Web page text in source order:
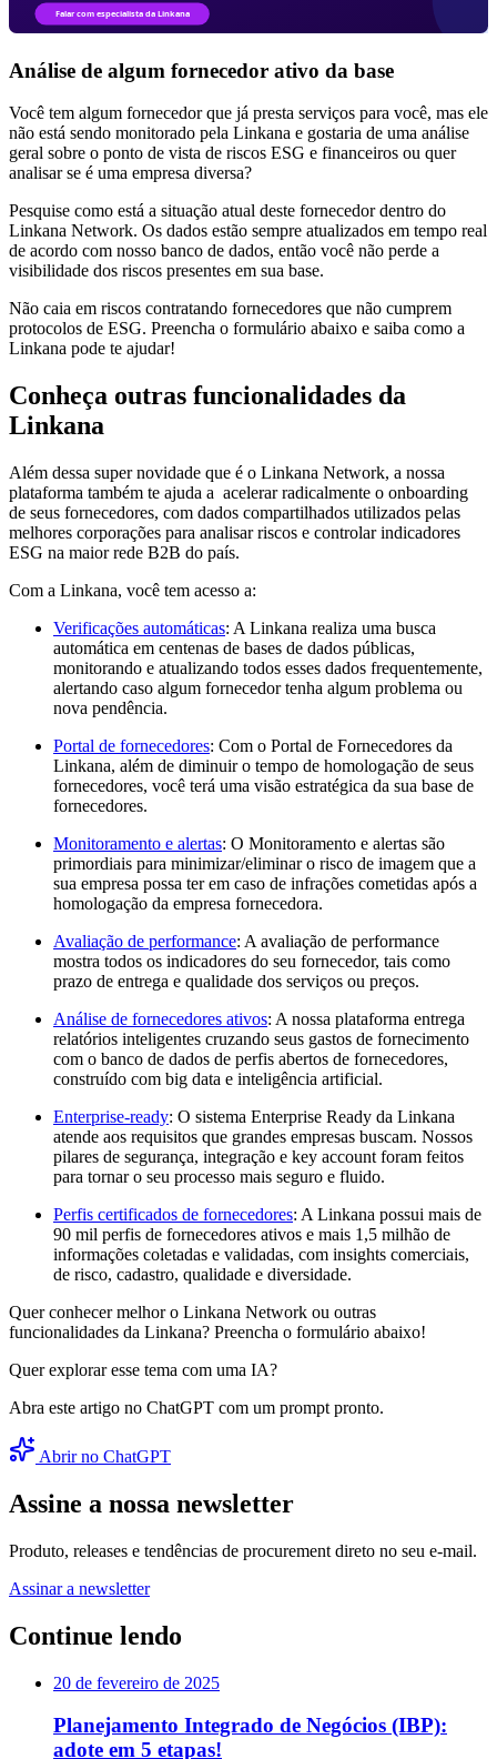
Análise de algum fornecedor ativo da base
Você tem algum fornecedor que já presta serviços para você, mas ele
não está sendo monitorado pela Linkana e gostaria de uma análise
geral sobre o ponto de vista de riscos ESG e financeiros ou quer
analisar se é uma empresa diversa?
Pesquise como está a situação atual deste fornecedor dentro do
Linkana Network. Os dados estão sempre atualizados em tempo real
de acordo com nosso banco de dados, então você não perde a
visibilidade dos riscos presentes em sua base.
Não caia em riscos contratando fornecedores que não cumprem
protocolos de ESG. Preencha o formulário abaixo e saiba como a
Linkana pode te ajudar!
Conheça outras funcionalidades da
Linkana
Além dessa super novidade que é o Linkana Network, a nossa
plataforma também te ajuda a acelerar radicalmente o onboarding
de seus fornecedores, com dados compartilhados utilizados pelas
melhores corporações para analisar riscos e controlar indicadores
ESG na maior rede B2B do país.
Com a Linkana, você tem acesso a:
Verificações automáticas: A Linkana realiza uma busca
automática em centenas de bases de dados públicas,
monitorando e atualizando todos esses dados frequentemente,
alertando caso algum fornecedor tenha algum problema ou
nova pendência.
Portal de fornecedores: Com o Portal de Fornecedores da
Linkana, além de diminuir o tempo de homologação de seus
fornecedores, você terá uma visão estratégica da sua base de
fornecedores.
Monitoramento e alertas: O Monitoramento e alertas são
primordiais para minimizar/eliminar o risco de imagem que a
sua empresa possa ter em caso de infrações cometidas após a
homologação da empresa fornecedora.
Avaliação de performance: A avaliação de performance
mostra todos os indicadores do seu fornecedor, tais como
prazo de entrega e qualidade dos serviços ou preços.
Análise de fornecedores ativos: A nossa plataforma entrega
relatórios inteligentes cruzando seus gastos de fornecimento
com o banco de dados de perfis abertos de fornecedores,
construído com big data e inteligência artificial.
Enterprise-ready: O sistema Enterprise Ready da Linkana
atende aos requisitos que grandes empresas buscam. Nossos
pilares de segurança, integração e key account foram feitos
para tornar o seu processo mais seguro e fluido.
Perfis certificados de fornecedores: A Linkana possui mais de
90 mil perfis de fornecedores ativos e mais 1,5 milhão de
informações coletadas e validadas, com insights comerciais,
de risco, cadastro, qualidade e diversidade.
Quer conhecer melhor o Linkana Network ou outras
funcionalidades da Linkana? Preencha o formulário abaixo!
Quer explorar esse tema com uma IA?
Abra este artigo no ChatGPT com um prompt pronto.
Abrir no ChatGPT
Assine a nossa newsletter
Produto, releases e tendências de procurement direto no seu e-mail.
Assinar a newsletter
Continue lendo
20 de fevereiro de 2025
Planejamento Integrado de Negócios (IBP):
adote em 5 etapas!